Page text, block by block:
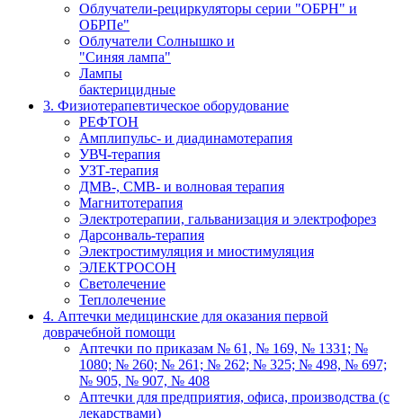
Облучатели-рециркуляторы серии "ОБРН" и
ОБРПе"
Облучатели Солнышко и
"Синяя лампа"
Лампы
бактерицидные
3. Физиотерапевтическое оборудование
РЕФТОН
Амплипульс- и диадинамотерапия
УВЧ-терапия
УЗТ-терапия
ДМВ-, СМВ- и волновая терапия
Магнитотерапия
Электротерапии, гальванизация и электрофорез
Дарсонваль-терапия
Электростимуляция и миостимуляция
ЭЛЕКТРОСОН
Светолечение
Теплолечение
4. Аптечки медицинские для оказания первой
доврачебной помощи
Аптечки по приказам № 61, № 169, № 1331; №
1080; № 260; № 261; № 262; № 325; № 498, № 697;
№ 905, № 907, № 408
Аптечки для предприятия, офиса, производства (с
лекарствами)